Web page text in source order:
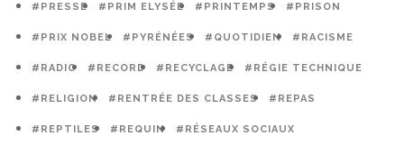
#PRESSE #PRIM ELYSÉE #PRINTEMPS #PRISON
#PRIX NOBEL #PYRÉNÉES #QUOTIDIEN #RACISME
#RADIO #RECORD #RECYCLAGE #RÉGIE TECHNIQUE
#RELIGION #RENTRÉE DES CLASSES #REPAS
#REPTILES #REQUIN #RÉSEAUX SOCIAUX